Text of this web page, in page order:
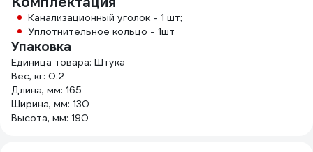
Канализационный уголок - 1 шт;
Уплотнительное кольцо - 1шт
Упаковка
Единица товара: Штука
Вес, кг: 0.2
Длина, мм: 165
Ширина, мм: 130
Высота, мм: 190